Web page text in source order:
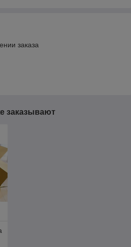
заказа
заказывают